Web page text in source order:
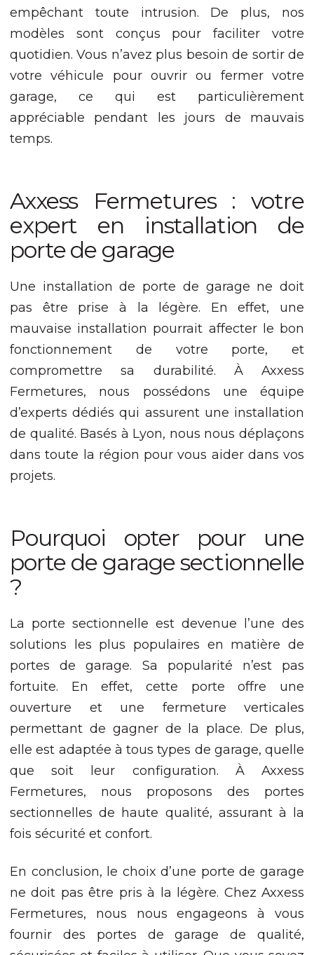
empêchant toute intrusion. De plus, nos
modèles sont conçus pour faciliter votre
quotidien. Vous n’avez plus besoin de sortir de
votre véhicule pour ouvrir ou fermer votre
garage, ce qui est particulièrement
appréciable pendant les jours de mauvais
temps.
Axxess Fermetures : votre
expert en installation de
porte de garage
Une installation de porte de garage ne doit
pas être prise à la légère. En effet, une
mauvaise installation pourrait affecter le bon
fonctionnement de votre porte, et
compromettre sa durabilité. À Axxess
Fermetures, nous possédons une équipe
d’experts dédiés qui assurent une installation
de qualité. Basés à Lyon, nous nous déplaçons
dans toute la région pour vous aider dans vos
projets.
Pourquoi opter pour une
porte de garage sectionnelle
?
La porte sectionnelle est devenue l’une des
solutions les plus populaires en matière de
portes de garage. Sa popularité n’est pas
fortuite. En effet, cette porte offre une
ouverture et une fermeture verticales
permettant de gagner de la place. De plus,
elle est adaptée à tous types de garage, quelle
que soit leur configuration. À Axxess
Fermetures, nous proposons des portes
sectionnelles de haute qualité, assurant à la
fois sécurité et confort.
En conclusion, le choix d’une porte de garage
ne doit pas être pris à la légère. Chez Axxess
Fermetures, nous nous engageons à vous
fournir des portes de garage de qualité,
Expérience
Afin que notre
fonctionne
aussi bien que
possible lors
de votre visite.
du site Web.
votre
lorsque vous
visitez notre
augmentez les
chances de voir
du contenu et
des offres
personnalisés.